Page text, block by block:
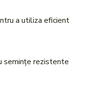
a utiliza eficient
semințe rezistente